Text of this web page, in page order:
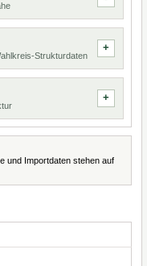
Strukturdaten
und Importdaten stehen auf